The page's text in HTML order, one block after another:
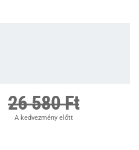
26 580 Ft
A kedvezmény előtt